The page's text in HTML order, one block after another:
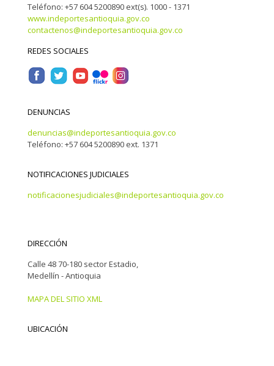
Teléfono: +57 604 5200890 ext(s). 1000 - 1371
www.indeportesantioquia.gov.co
contactenos@indeportesantioquia.gov.co
REDES SOCIALES
DENUNCIAS
denuncias@indeportesantioquia.gov.co
Teléfono: +57 604 5200890 ext. 1371
NOTIFICACIONES JUDICIALES
notificacionesjudiciales@indeportesantioquia.gov.co
DIRECCIÓN
Calle 48 70-180 sector Estadio,
Medellín - Antioquia
MAPA DEL SITIO XML
UBICACIÓN